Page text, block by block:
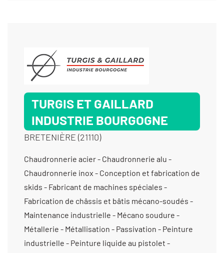
TURGIS ET GAILLARD
INDUSTRIE BOURGOGNE
BRETENIÈRE (21110)
Chaudronnerie acier - Chaudronnerie alu -
Chaudronnerie inox - Conception et fabrication de
skids - Fabricant de machines spéciales -
Fabrication de châssis et bâtis mécano-soudés -
Maintenance industrielle - Mécano soudure -
Métallerie - Métallisation - Passivation - Peinture
industrielle - Peinture liquide au pistolet -